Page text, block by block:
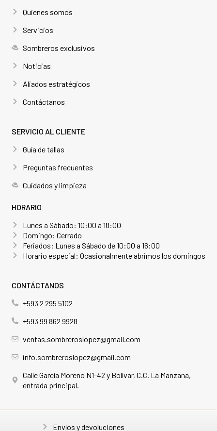
Quienes somos
Servicios
Sombreros exclusivos
Noticias
Aliados estratégicos
Contáctanos
SERVICIO AL CLIENTE
Guía de tallas
Preguntas frecuentes
Cuidados y limpieza
HORARIO
Lunes a Sábado: 10:00 a 18:00
Domingo: Cerrado
Feriados: Lunes a Sábado de 10:00 a 16:00
Horario especial: Ocasionalmente abrimos los domingos
CONTÁCTANOS
+593 2 295 5102
+593 99 862 9928
ventas.sombreroslopez@gmail.com
info.sombreroslopez@gmail.com
Calle García Moreno N1-42 y Bolívar, C.C. La Manzana,
entrada principal.
Envíos y devoluciones